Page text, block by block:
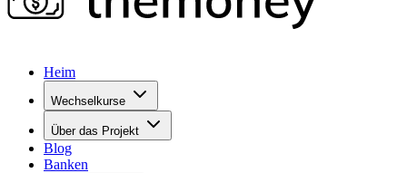
Heim
Wechselkurse
Über das Projekt
Blog
Banken